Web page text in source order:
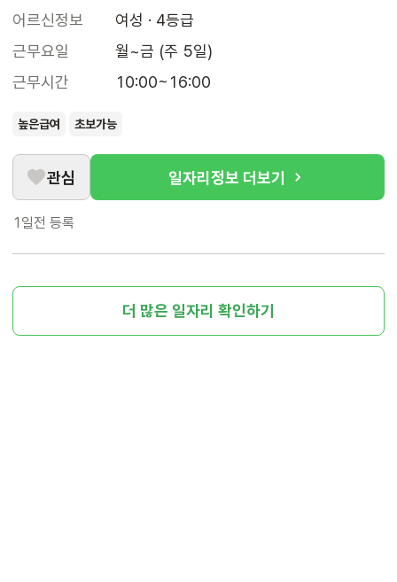
어르신정보
여성 · 4등급
근무요일
월~금 (주 5일)
근무시간
10:00~16:00
높은급여 초보가능
관심 일자리정보 더보기
1일전 등록
더 많은 일자리 확인하기